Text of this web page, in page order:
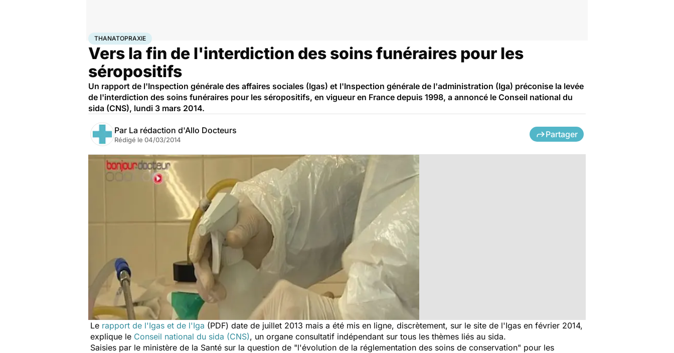
AccueilSantéMaladiesThanatopraxie
THANATOPRAXIE
Vers la fin de l'interdiction des soins funéraires pour les
séropositifs
Un rapport de l'Inspection générale des affaires sociales (Igas) et l'Inspection générale de l'administration (Iga) préconise la levée
de l'interdiction des soins funéraires pour les séropositifs, en vigueur en France depuis 1998, a annoncé le Conseil national du
sida (CNS), lundi 3 mars 2014.
Par La rédaction d'Allo Docteurs
Rédigé le 04/03/2014
Partager
Le rapport de l'Igas et de l'Iga (PDF) date de juillet 2013 mais a été mis en ligne, discrètement, sur le site de l'Igas en février 2014,
explique le Conseil national du sida (CNS), un organe consultatif indépendant sur tous les thèmes liés au sida.
Saisies par le ministère de la Santé sur la question de "l'évolution de la réglementation des soins de conservation" pour les